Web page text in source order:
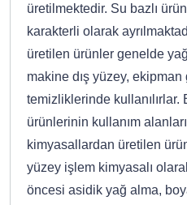
üretilmektedir. Su bazlı
karakterli olarak
üretilen ürünler genelde
makine dış yüzey,
temizliklerinde
ürünlerinin kullanım
kimyasallardan üretilen
yüzey işlem kimyasalı
öncesi asidik yağ alma,